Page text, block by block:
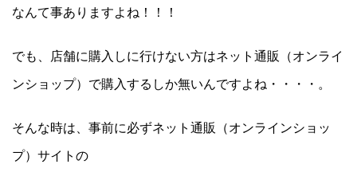
なんて事ありますよね！！！
でも、店舗に購入しに行けない方はネット通販（オンライ
ンショップ）で購入するしか無いんですよね・・・・。
そんな時は、事前に必ずネット通販（オンラインショッ
プ）サイトの